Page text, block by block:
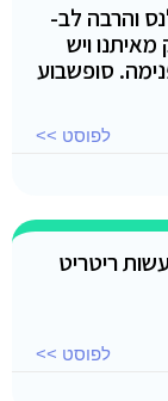
והרבה לב-
ויש
סופשבוע
לפוסט >>
ריטריט
לפוסט >>